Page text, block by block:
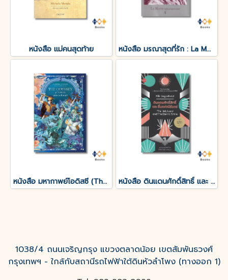
หนังสือ แม่คนสุดท้าย หนังสือ มรณาสุดที่รัก : La Morte amoureuse
หนังสือ มหากาพย์โอดิสซี (The Odyssey of Homer) หนังสือ ดินแดนศักดิ์สิทธิ์ และ ยิ้มแห่งนิรันดร์
1038/4 ถนนเจริญกรุง แขวงตลาดน้อย เขตสัมพันธวงศ์
กรุงเทพฯ - ใกล้กับสถานีรถไฟฟ้าใต้ดินหัวลำโพง (ทางออก 1)